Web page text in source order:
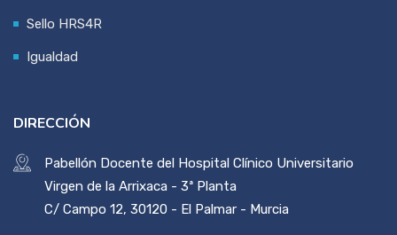
Sello HRS4R
Igualdad
DIRECCIÓN
Pabellón Docente del Hospital Clínico Universitario
Virgen de la Arrixaca - 3ª Planta
C/ Campo 12, 30120 - El Palmar - Murcia